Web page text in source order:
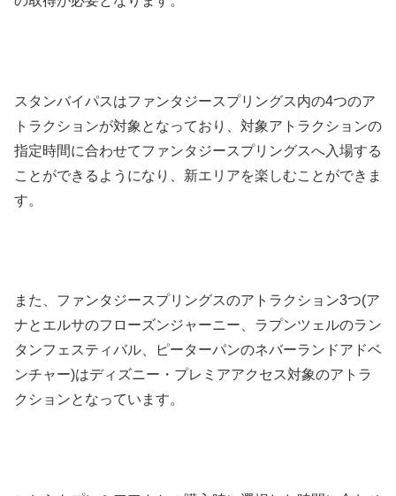
スタンバイパスはファンタジースプリングス内の4つのア
トラクションが対象となっており、対象アトラクションの
指定時間に合わせてファンタジースプリングスへ入場する
ことができるようになり、新エリアを楽しむことができま
す。
また、ファンタジースプリングスのアトラクション3つ(ア
ナとエルサのフローズンジャーニー、ラプンツェルのラン
タンフェスティバル、ピーターパンのネバーランドアドベ
ンチャー)はディズニー・プレミアアクセス対象のアトラ
クションとなっています。